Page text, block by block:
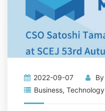
2022-09-07 By
Business, Technology